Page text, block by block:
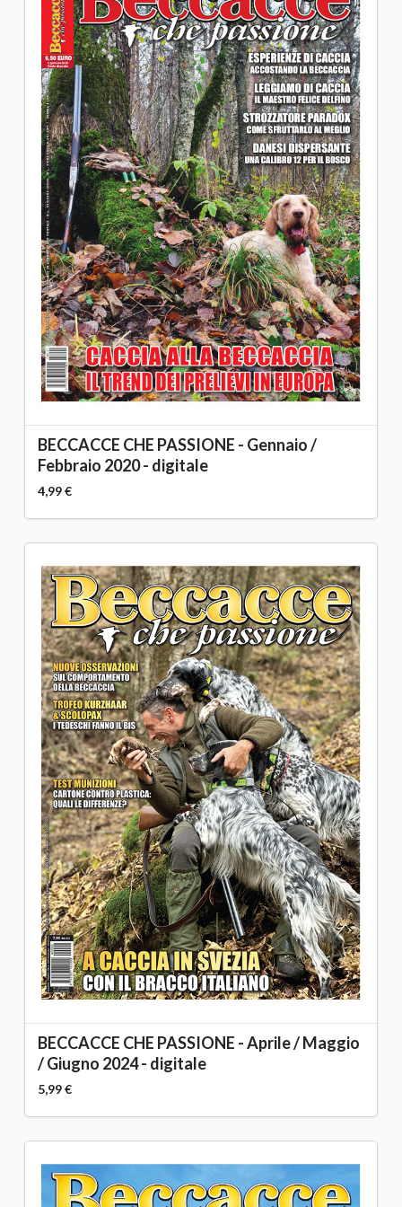
BECCACCE CHE PASSIONE - Gennaio /
Febbraio 2020 - digitale
4,99 €
BECCACCE CHE PASSIONE - Aprile / Maggio
/ Giugno 2024 - digitale
5,99 €